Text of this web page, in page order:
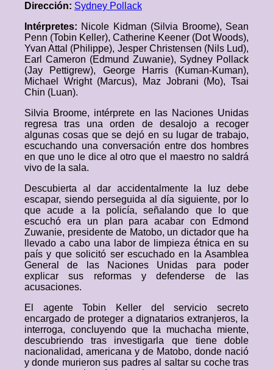
Dirección: Sydney Pollack
Intérpretes: Nicole Kidman (Silvia Broome), Sean
Penn (Tobin Keller), Catherine Keener (Dot Woods),
Yvan Attal (Philippe), Jesper Christensen (Nils Lud),
Earl Cameron (Edmund Zuwanie), Sydney Pollack
(Jay Pettigrew), George Harris (Kuman-Kuman),
Michael Wright (Marcus), Maz Jobrani (Mo), Tsai
Chin (Luan).
Silvia Broome, intérprete en las Naciones Unidas
regresa tras una orden de desalojo a recoger
algunas cosas que se dejó en su lugar de trabajo,
escuchando una conversación entre dos hombres
en que uno le dice al otro que el maestro no saldrá
vivo de la sala.
Descubierta al dar accidentalmente la luz debe
escapar, siendo perseguida al día siguiente, por lo
que acude a la policía, señalando que lo que
escuchó era un plan para acabar con Edmond
Zuwanie, presidente de Matobo, un dictador que ha
llevado a cabo una labor de limpieza étnica en su
país y que solicitó ser escuchado en la Asamblea
General de las Naciones Unidas para poder
explicar sus reformas y defenderse de las
acusaciones.
El agente Tobin Keller del servicio secreto
encargado de proteger a dignatarios extranjeros, la
interroga, concluyendo que la muchacha miente,
descubriendo tras investigarla que tiene doble
nacionalidad, americana y de Matobo, donde nació
y donde murieron sus padres al saltar su coche tras